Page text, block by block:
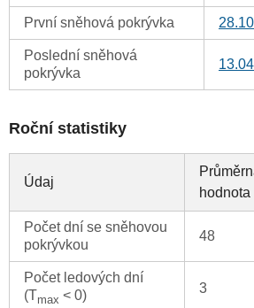
První sněhová pokrývka
Poslední sněhová
pokrývka
Roční statistiky
Údaj
hodnota
Počet dní se sněhovou
pokrývkou
48
Počet ledových dní
(Tmax < 0) 3